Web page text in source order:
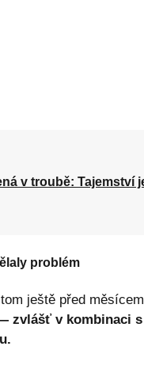
v troubě: Tajemství
problém
ještě před
zvlášť v kombinaci